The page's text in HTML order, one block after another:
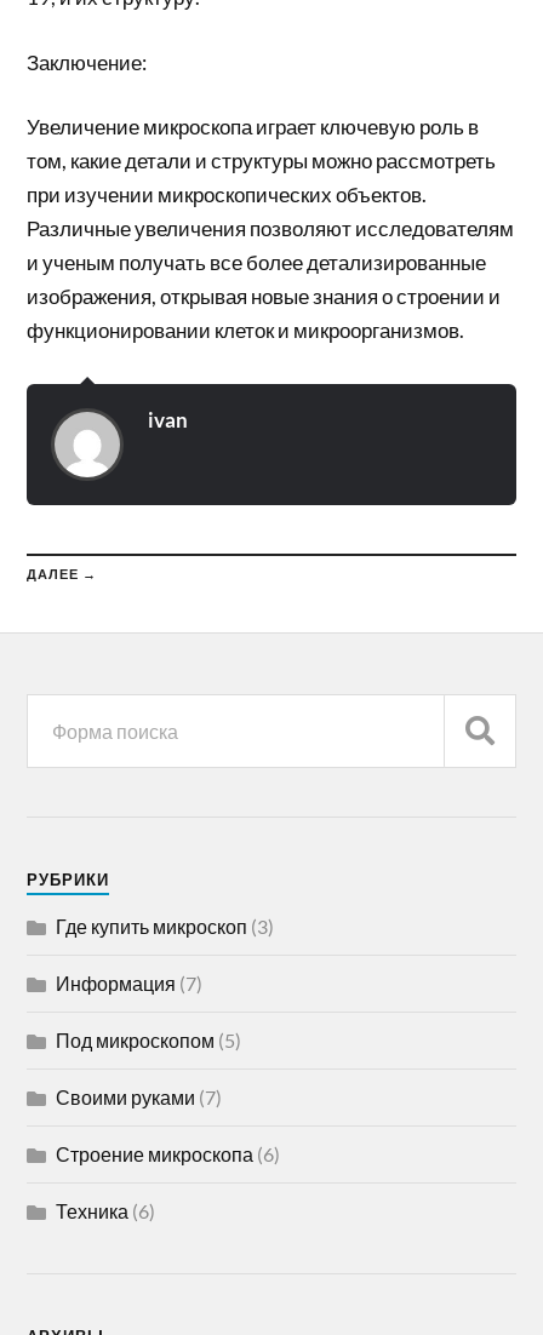
Заключение:
Увеличение микроскопа играет ключевую роль в
том, какие детали и структуры можно рассмотреть
при изучении микроскопических объектов.
Различные увеличения позволяют исследователям
и ученым получать все более детализированные
изображения, открывая новые знания о строении и
функционировании клеток и микроорганизмов.
ivan
ДАЛЕЕ →
РУБРИКИ
Где купить микроскоп (3)
Информация (7)
Под микроскопом (5)
Своими руками (7)
Строение микроскопа (6)
Техника (6)